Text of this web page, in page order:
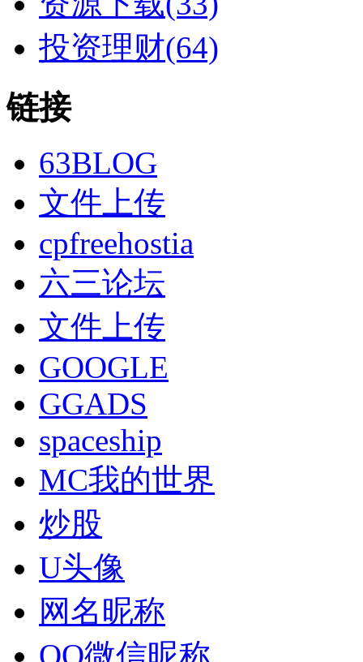
投资理财(64)
链接
63BLOG
文件上传
cpfreehostia
六三论坛
文件上传
GOOGLE
GGADS
spaceship
MC我的世界
炒股
U头像
网名昵称